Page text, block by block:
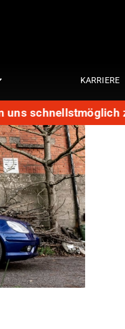
Softlack
Sanierung
Lack
Exterieur
Fahrwerke
Performance
Elektrik
Dachmodul
KARRIERE
schnellstmöglich